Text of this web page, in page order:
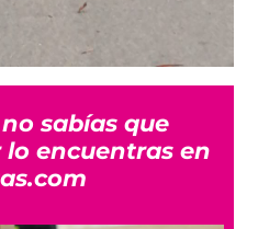
sabías que
lo encuentras en